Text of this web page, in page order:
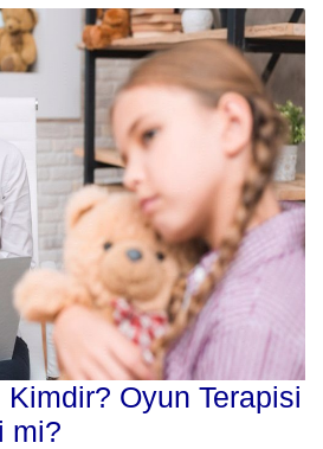
Oyun Terapisi
mi?